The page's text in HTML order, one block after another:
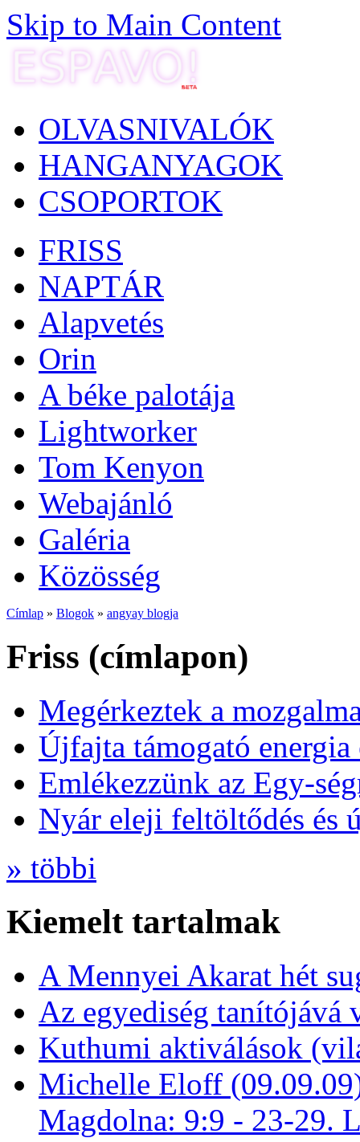
Skip to Main Content
OLVASNIVALÓK
HANGANYAGOK
CSOPORTOK
FRISS
NAPTÁR
Alapvetés
Orin
A béke palotája
Lightworker
Tom Kenyon
Webajánló
Galéria
Közösség
Címlap » Blogok » angyay blogja
Friss (címlapon)
Megérkeztek a
Újfajta támogató
Emlékezzünk az Egy-
Nyár eleji feltöltődés és
» többi
Kiemelt tartalmak
A Mennyei Akarat hét
Az egyediség tanítójává
Kuthumi aktiválások
Michelle Eloff
Magdolna: 9:9 - 23-29.